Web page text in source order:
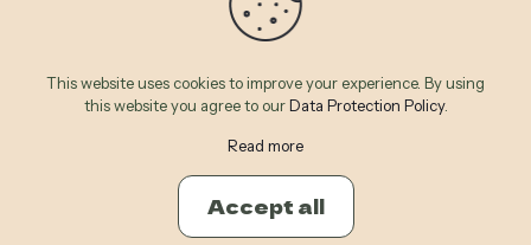
Bebidas calientes
This website uses cookies to improve your experience. By using
this website you agree to ourData Protection Policy.
Read more
Accept all